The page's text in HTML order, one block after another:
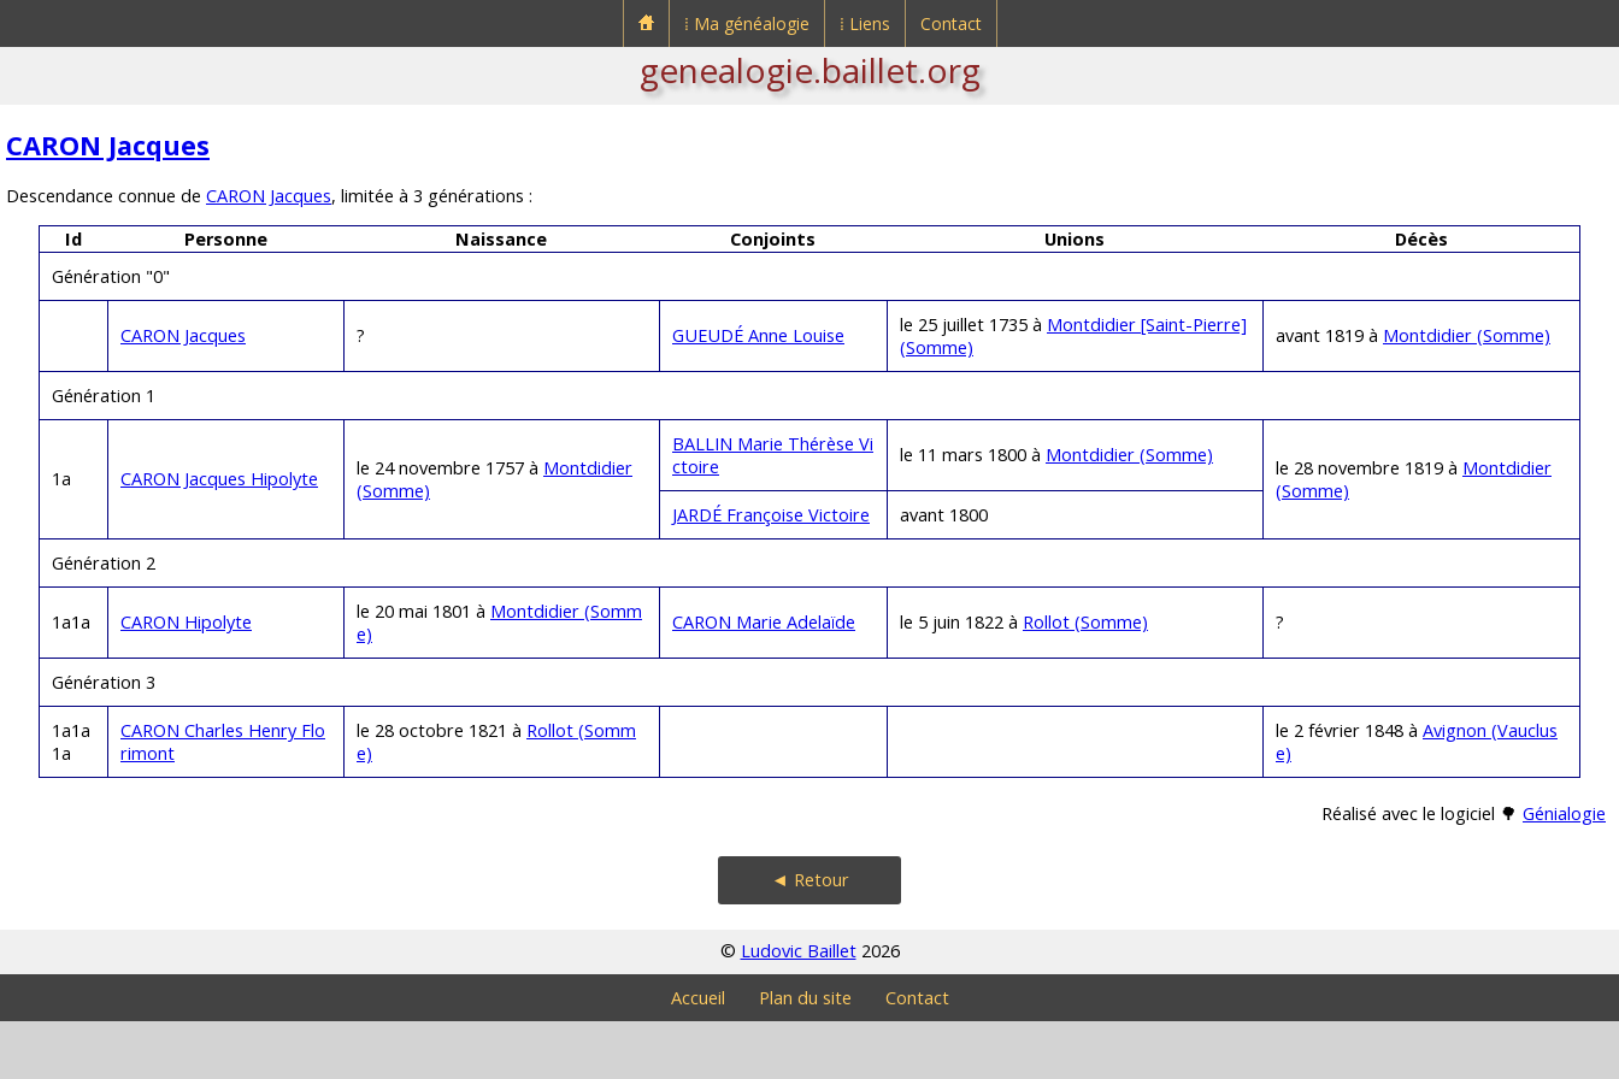
⁞ Ma généalogie ⁞ Liens Contact
genealogie.baillet.org
CARON Jacques
Descendance connue de CARON Jacques, limitée à 3 générations :
Id
Personne Naissance Conjoints Unions
Décès
Génération "0"
CARON Jacques ? GUEUDÉ Anne Louise le 25 juillet 1735 à Montdidier [Saint-Pierre]
(Somme)
avant 1819 à Montdidier (Somme)
Génération 1
1a CARON Jacques Hipolyte le 24 novembre 1757 à Montdidier
(Somme)
BALLIN Marie Thérèse Vi
ctoire
le 11 mars 1800 à Montdidier (Somme)
le 28 novembre 1819 à Montdidier
(Somme)
JARDÉ Françoise Victoire
avant 1800
Génération 2
1a1a CARON Hipolyte le 20 mai 1801 à Montdidier (Somm
e)
CARON Marie Adelaïde le 5 juin 1822 à Rollot (Somme) ?
Génération 3
1a1a
1a
CARON Charles Henry Flo
rimont
le 28 octobre 1821 à Rollot (Somm
e)
le 2 février 1848 à Avignon (Vauclus
e)
Réalisé avec le logiciel 🌳 Génialogie
◄ Retour
© Ludovic Baillet2026
Accueil Plan du site Contact